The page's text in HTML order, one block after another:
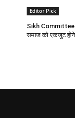
Editor Pick
Sikh Committee:
समाज को एकजुट होने